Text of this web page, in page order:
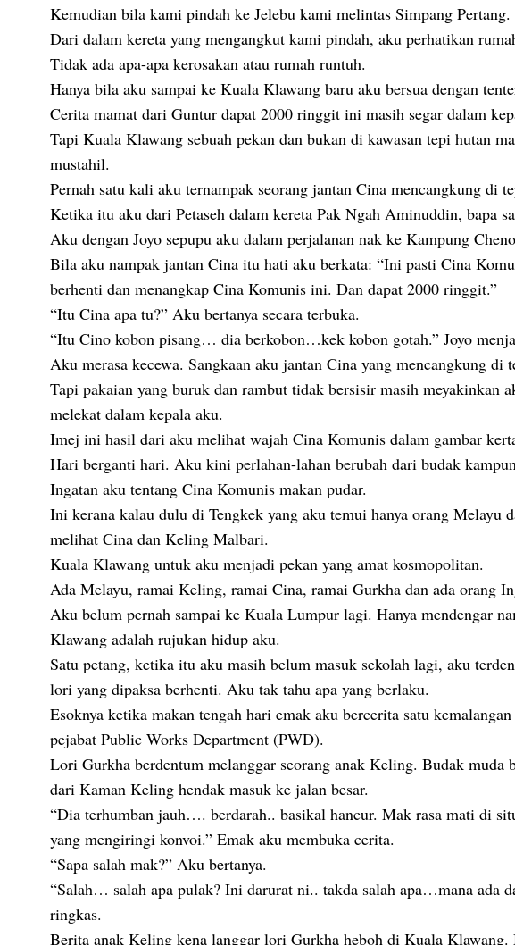
Kemudian bila kami pindah ke Jelebu kami melintas Simpang Pertang.
Dari dalam kereta yang mengangkut kami pindah, aku perhatikan
Tidak ada apa-apa kerosakan atau rumah runtuh.
Hanya bila aku sampai ke Kuala Klawang baru aku bersua dengan
Cerita mamat dari Guntur dapat 2000 ringgit ini masih segar dalam
Tapi Kuala Klawang sebuah pekan dan bukan di kawasan tepi hutan
mustahil.
Pernah satu kali aku ternampak seorang jantan Cina mencangkung di
Ketika itu aku dari Petaseh dalam kereta Pak Ngah Aminuddin, bapa
Aku dengan Joyo sepupu aku dalam perjalanan nak ke Kampung
Bila aku nampak jantan Cina itu hati aku berkata: “Ini pasti Cina
berhenti dan menangkap Cina Komunis ini. Dan dapat 2000 ringgit.”
“Itu Cina apa tu?” Aku bertanya secara terbuka.
“Itu Cino kobon pisang… dia berkobon…kek kobon gotah.” Joyo
Aku merasa kecewa. Sangkaan aku jantan Cina yang mencangkung
Tapi pakaian yang buruk dan rambut tidak bersisir masih
melekat dalam kepala aku.
Imej ini hasil dari aku melihat wajah Cina Komunis dalam gambar
Hari berganti hari. Aku kini perlahan-lahan berubah dari budak
Ingatan aku tentang Cina Komunis makan pudar.
Ini kerana kalau dulu di Tengkek yang aku temui hanya orang Melayu
melihat Cina dan Keling Malbari.
Kuala Klawang untuk aku menjadi pekan yang amat kosmopolitan.
Ada Melayu, ramai Keling, ramai Cina, ramai Gurkha dan ada orang
Aku belum pernah sampai ke Kuala Lumpur lagi. Hanya mendengar
Klawang adalah rujukan hidup aku.
Satu petang, ketika itu aku masih belum masuk sekolah lagi, aku
lori yang dipaksa berhenti. Aku tak tahu apa yang berlaku.
Esoknya ketika makan tengah hari emak aku bercerita satu
pejabat Public Works Department (PWD).
Lori Gurkha berdentum melanggar seorang anak Keling. Budak muda
dari Kaman Keling hendak masuk ke jalan besar.
“Dia terhumban jauh…. berdarah.. basikal hancur. Mak rasa mati
yang mengiringi konvoi.” Emak aku membuka cerita.
“Sapa salah mak?” Aku bertanya.
“Salah… salah apa pulak? Ini darurat ni.. takda salah apa…mana ada
ringkas.
Berita anak Keling kena langgar lori Gurkha heboh di Kuala